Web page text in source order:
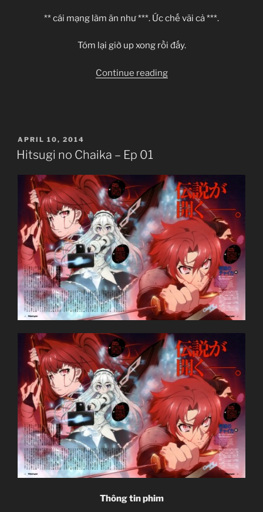
** cái mạng làm ăn như ***. Ức chế vãi cả ***.
Tóm lại giờ up xong rồi đấy.
Continue reading“Hitsugi
POSTED
ON
APRIL 10, 2014
Hitsugi no Chaika – Ep 01
Thông tin phim